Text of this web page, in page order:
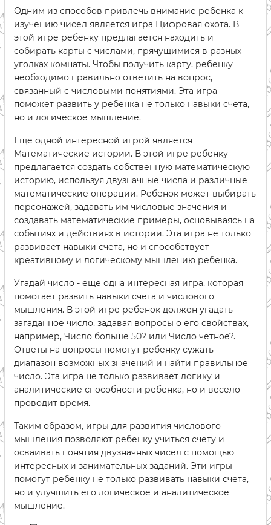
Одним из способов привлечь внимание ребенка к
изучению чисел является игра Цифровая охота. В
этой игре ребенку предлагается находить и
собирать карты с числами, прячущимися в разных
уголках комнаты. Чтобы получить карту, ребенку
необходимо правильно ответить на вопрос,
связанный с числовыми понятиями. Эта игра
поможет развить у ребенка не только навыки счета,
но и логическое мышление.
Еще одной интересной игрой является
Математические истории. В этой игре ребенку
предлагается создать собственную математическую
историю, используя двузначные числа и различные
математические операции. Ребенок может выбирать
персонажей, задавать им числовые значения и
создавать математические примеры, основываясь на
событиях и действиях в истории. Эта игра не только
развивает навыки счета, но и способствует
креативному и логическому мышлению ребенка.
Угадай число - еще одна интересная игра, которая
помогает развить навыки счета и числового
мышления. В этой игре ребенок должен угадать
загаданное число, задавая вопросы о его свойствах,
например, Число больше 50? или Число четное?.
Ответы на вопросы помогут ребенку сужать
диапазон возможных значений и найти правильное
число. Эта игра не только развивает логику и
аналитические способности ребенка, но и весело
проводит время.
Таким образом, игры для развития числового
мышления позволяют ребенку учиться счету и
осваивать понятия двузначных чисел с помощью
интересных и занимательных заданий. Эти игры
помогут ребенку не только развивать навыки счета,
но и улучшить его логическое и аналитическое
мышление.